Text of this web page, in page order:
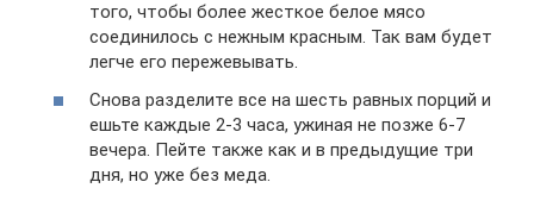
того, чтобы более жесткое белое мясо
соединилось с нежным красным. Так вам будет
легче его пережевывать.
Снова разделите все на шесть равных порций и
ешьте каждые 2-3 часа, ужиная не позже 6-7
вечера. Пейте также как и в предыдущие три
дня, но уже без меда.